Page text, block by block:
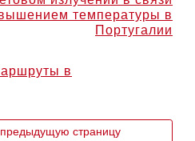
температуры в
Португалии
в
страницу